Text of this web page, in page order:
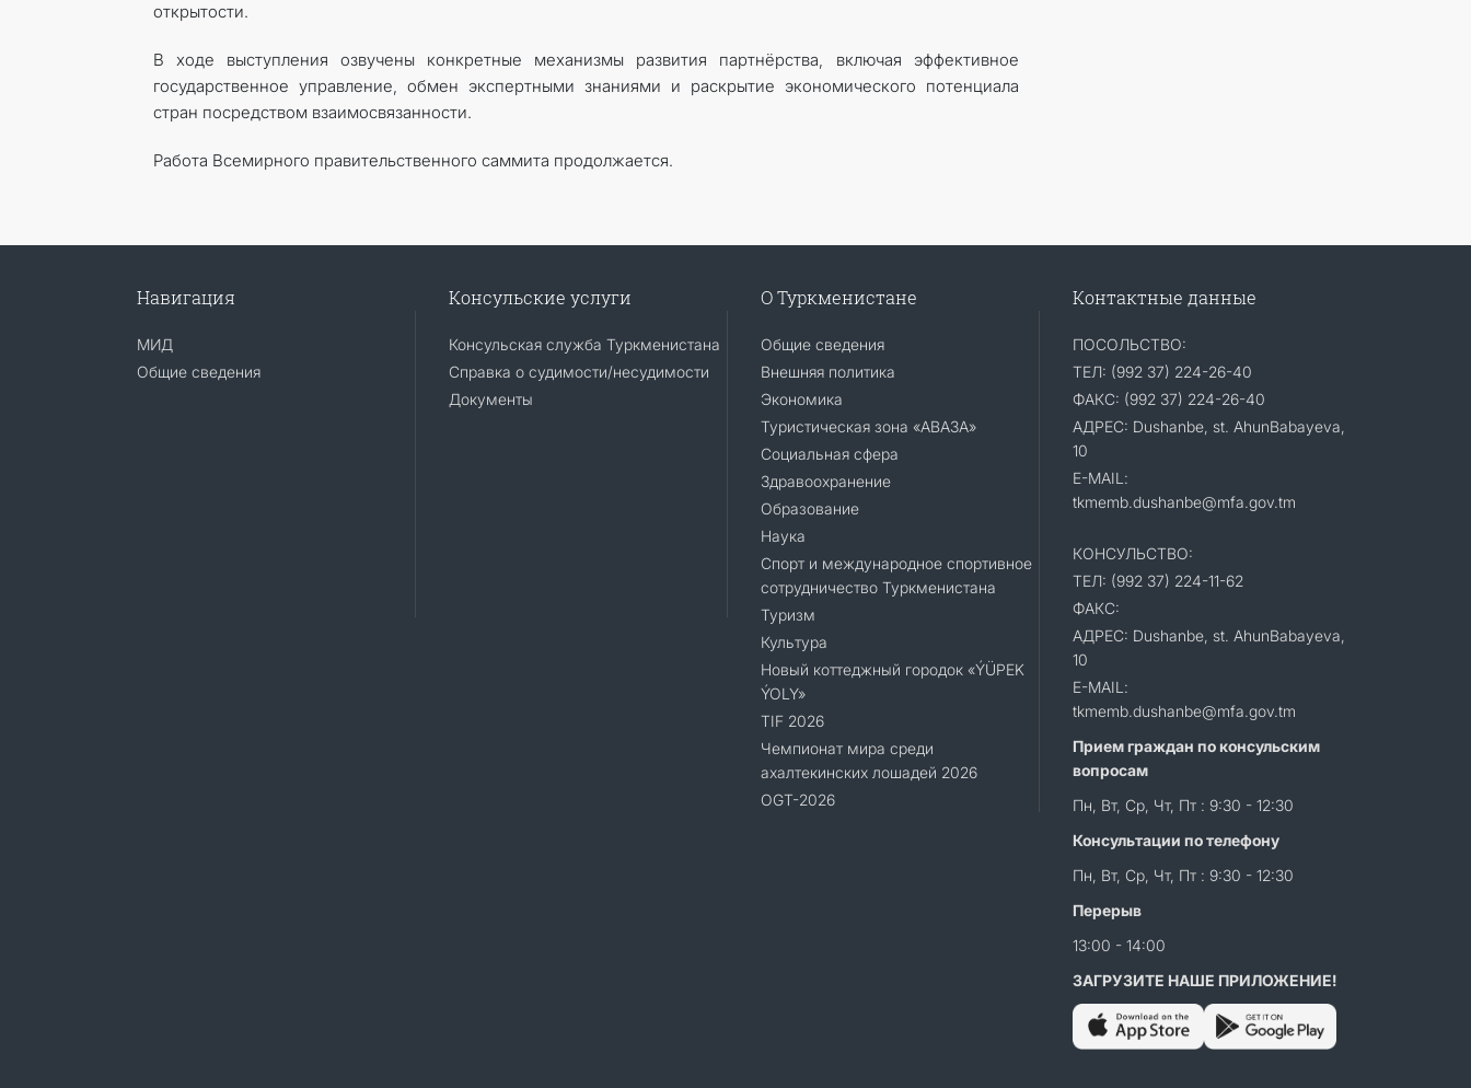
открытости.
В ходе выступления озвучены конкретные механизмы развития партнёрства, включая эффективное
государственное управление, обмен экспертными знаниями и раскрытие экономического потенциала
стран посредством взаимосвязанности.
Работа Всемирного правительственного саммита продолжается.
Навигация
МИД
Общие сведения
Консульские услуги
Консульская служба Туркменистана
Справка о судимости/несудимости
Документы
О Туркменистане
Общие сведения
Внешняя политика
Экономика
Туристическая зона «АВАЗА»
Социальная сфера
Здравоохранение
Образование
Наука
Спорт и международное спортивное
сотрудничество Туркменистана
Туризм
Культура
Новый коттеджный городок «ÝÜPEK
ÝOLY»
TIF 2026
Чемпионат мира среди
ахалтекинских лошадей 2026
OGT-2026
Контактные данные
ПОСОЛЬСТВО:
ТЕЛ: (992 37) 224-26-40
ФАКС: (992 37) 224-26-40
АДРЕС: Dushanbe, st. AhunBabayeva,
10
E-MAIL:
tkmemb.dushanbe@mfa.gov.tm
КОНСУЛЬСТВО:
ТЕЛ: (992 37) 224-11-62
ФАКС:
АДРЕС: Dushanbe, st. AhunBabayeva,
10
E-MAIL:
tkmemb.dushanbe@mfa.gov.tm
Прием граждан по консульским
вопросам
Пн, Вт, Ср, Чт, Пт : 9:30 - 12:30
Консультации по телефону
Пн, Вт, Ср, Чт, Пт : 9:30 - 12:30
Перерыв
13:00 - 14:00
ЗАГРУЗИТЕ НАШЕ ПРИЛОЖЕНИЕ!